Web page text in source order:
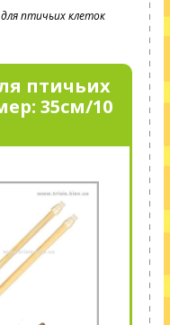
птичьих клеток
птичьих
35см/10